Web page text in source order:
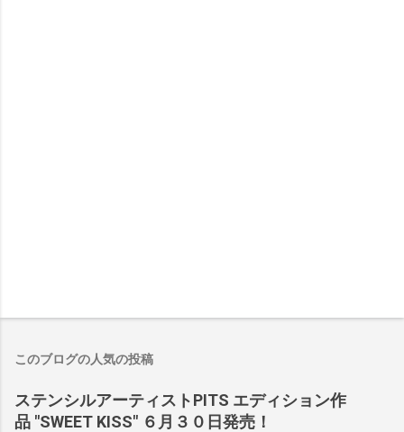
このブログの人気の投稿
ステンシルアーティストPITS エディション作
品 "SWEET KISS" ６月３０日発売！